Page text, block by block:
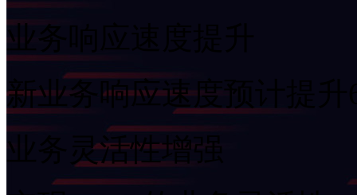
业务响应速度提升
新业务响应速度预计提升6
业务灵活性增强